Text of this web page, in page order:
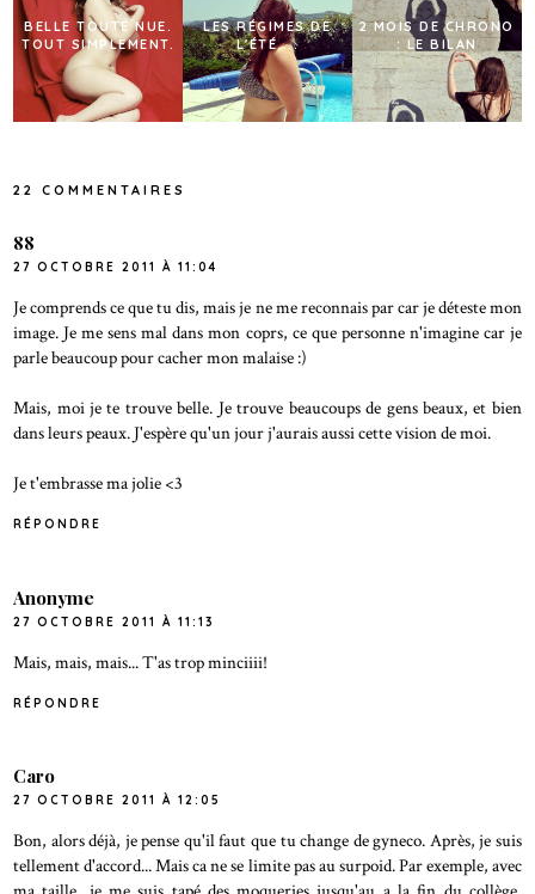
BELLE TOUTE NUE.
TOUT SIMPLEMENT.
LES RÉGIMES DE
L'ÉTÉ ...
2 MOIS DE CHRONO
: LE BILAN
22 COMMENTAIRES
88
27 OCTOBRE 2011 À 11:04
Je comprends ce que tu dis, mais je ne me reconnais par car je déteste mon
image. Je me sens mal dans mon coprs, ce que personne n'imagine car je
parle beaucoup pour cacher mon malaise :)
Mais, moi je te trouve belle. Je trouve beaucoups de gens beaux, et bien
dans leurs peaux. J'espère qu'un jour j'aurais aussi cette vision de moi.
Je t'embrasse ma jolie <3
RÉPONDRE
Anonyme
27 OCTOBRE 2011 À 11:13
Mais, mais, mais... T'as trop minciiii!
RÉPONDRE
Caro
27 OCTOBRE 2011 À 12:05
Bon, alors déjà, je pense qu'il faut que tu change de gyneco. Après, je suis
tellement d'accord... Mais ca ne se limite pas au surpoid. Par exemple, avec